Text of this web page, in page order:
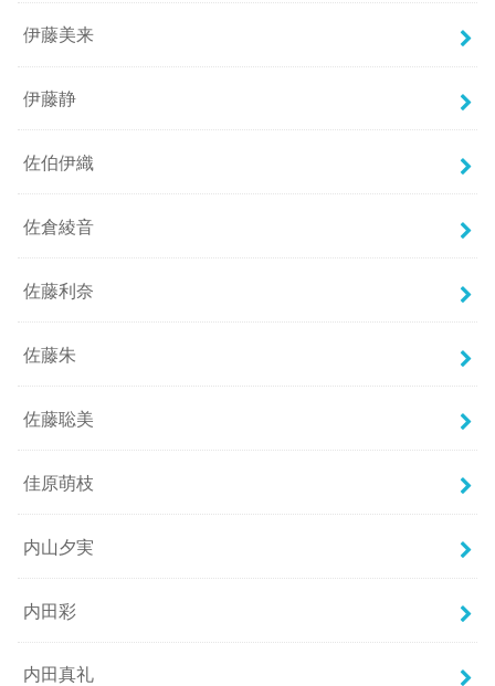
伊藤美来
伊藤静
佐伯伊織
佐倉綾音
佐藤利奈
佐藤朱
佐藤聡美
佳原萌枝
内山夕実
内田彩
内田真礼